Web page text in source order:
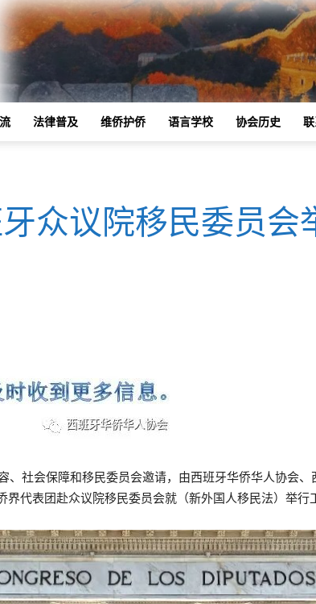
法律普及 维侨护侨 语言学校 协会历史
众议院移民委员会
、社会保障和移民委员会邀请，由西班牙华侨华人协会
代表团赴众议院移民委员会就（新外国人移民法）举行